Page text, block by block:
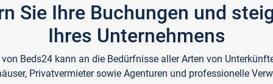
Sie Ihre Buchungen und
Ihres Unternehmens
Beds24 kann an die Bedürfnisse aller Arten von
Privatvermieter sowie Agenturen und professionelle